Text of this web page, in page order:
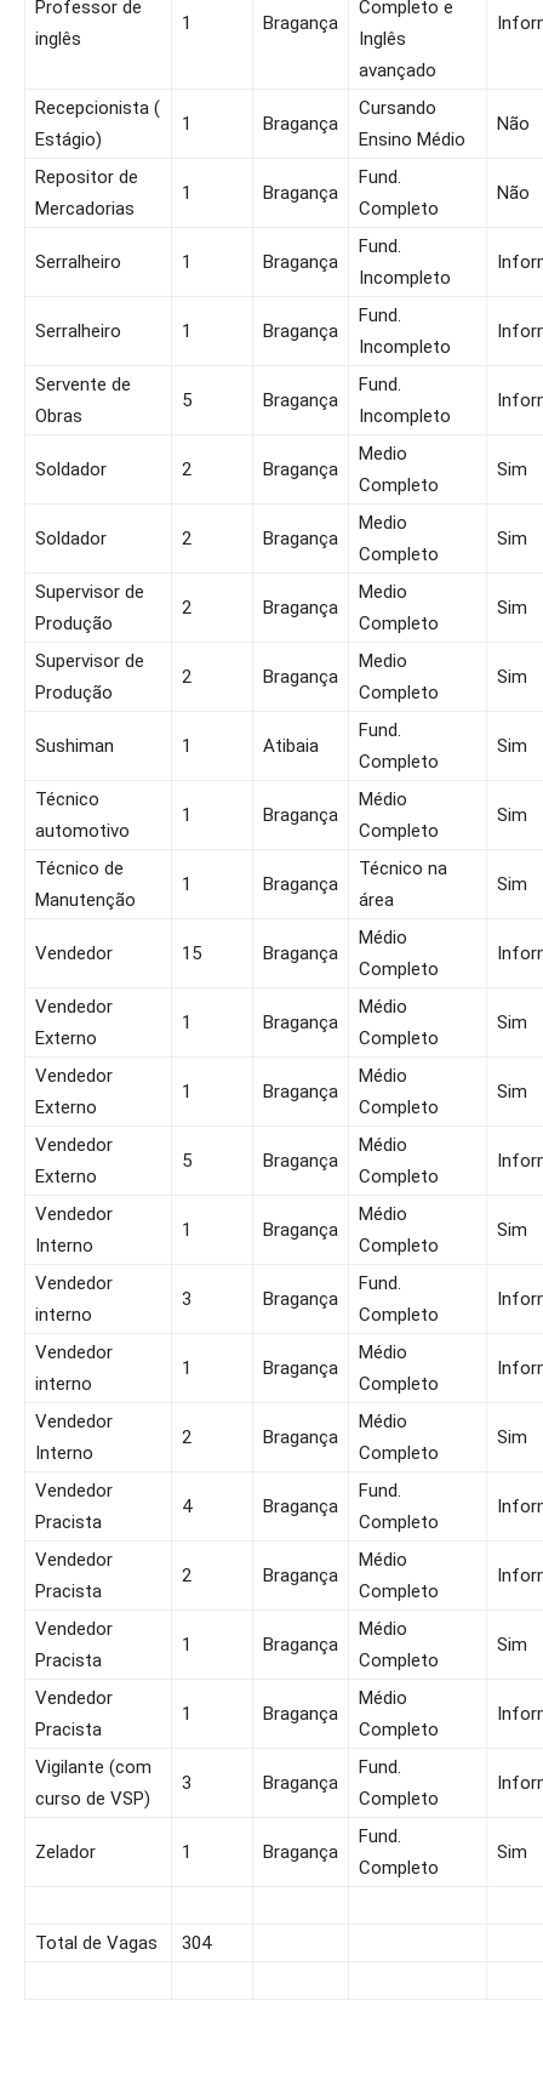
Professor de
inglês
1 Bragança
Completo e
Inglês
avançado
Recepcionista (
Estágio)
1 Bragança
Cursando
Ensino Médio
Não
Repositor de
Mercadorias
1 Bragança
Fund.
Completo
Não
Serralheiro 1 Bragança
Fund.
Incompleto
Serralheiro 1 Bragança
Fund.
Incompleto
Servente de
Obras
5 Bragança
Fund.
Incompleto
Soldador 2 Bragança
Medio
Completo
Sim
Soldador 2 Bragança
Medio
Completo
Sim
Supervisor de
Produção
2 Bragança
Medio
Completo
Sim
Supervisor de
Produção
2 Bragança
Medio
Completo
Sim
Sushiman 1 Atibaia
Fund.
Completo
Sim
Técnico
automotivo
1 Bragança
Médio
Completo
Sim
Técnico de
Manutenção
1 Bragança
Técnico na
área
Sim
Vendedor 15 Bragança
Médio
Completo
Vendedor
Externo
1 Bragança
Médio
Completo
Sim
Vendedor
Externo
1 Bragança
Médio
Completo
Sim
Vendedor
Externo
5 Bragança
Médio
Completo
Vendedor
Interno
1 Bragança
Médio
Completo
Sim
Vendedor
interno
3 Bragança
Fund.
Completo
Vendedor
interno
1 Bragança
Médio
Completo
Vendedor
Interno
2 Bragança
Médio
Completo
Sim
Vendedor
Pracista
4 Bragança
Fund.
Completo
Vendedor
Pracista
2 Bragança
Médio
Completo
Vendedor
Pracista
1 Bragança
Médio
Completo
Sim
Vendedor
Pracista
1 Bragança
Médio
Completo
Vigilante (com
curso de VSP)
3 Bragança
Fund.
Completo
Zelador 1 Bragança
Fund.
Completo
Sim
Total de Vagas 304